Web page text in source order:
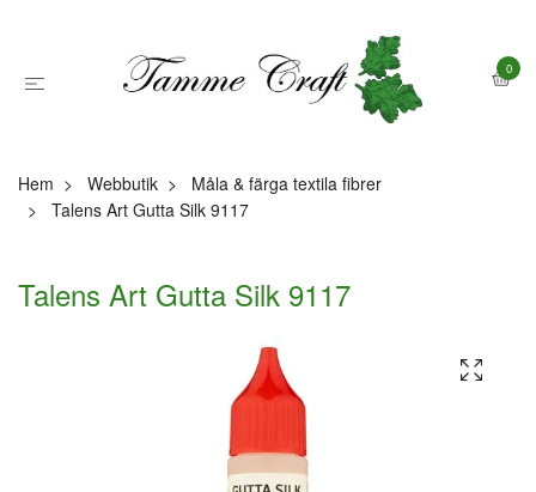
0
Hem Webbutik
Måla & färga textila fibrer
Talens Art Gutta Silk 9117
Talens Art Gutta Silk 9117